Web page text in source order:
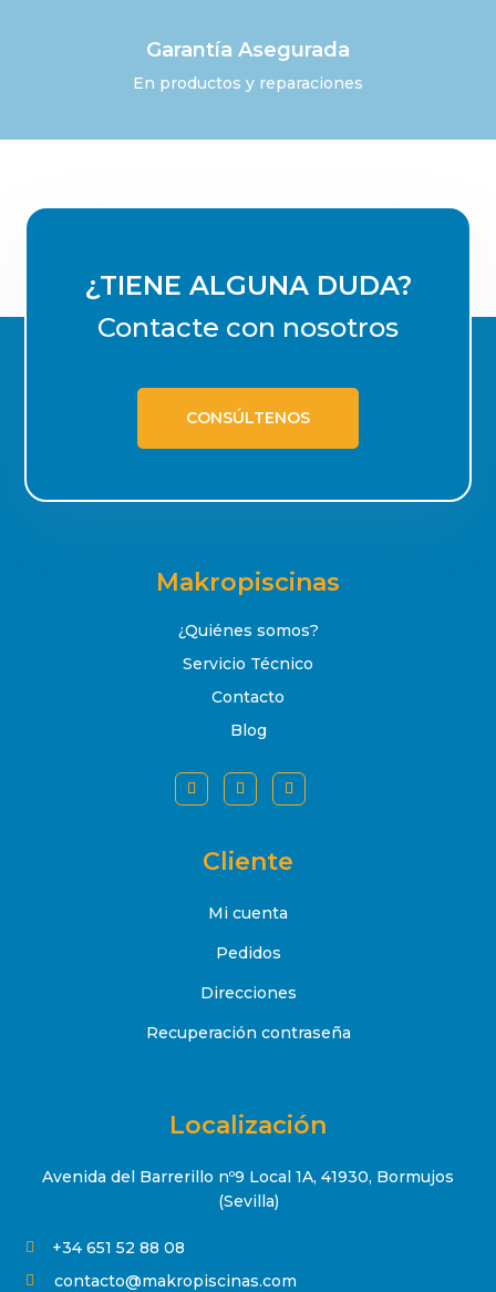
Garantía Asegurada
En productos y reparaciones
¿TIENE ALGUNA DUDA?
Contacte con nosotros
CONSÚLTENOS
Makropiscinas
¿Quiénes somos?
Servicio Técnico
Contacto
Blog
Cliente
Mi cuenta
Pedidos
Direcciones
Recuperación contraseña
Localización
Avenida del Barrerillo nº9 Local 1A, 41930, Bormujos
(Sevilla)
 +34 651 52 88 08
 contacto@makropiscinas.com